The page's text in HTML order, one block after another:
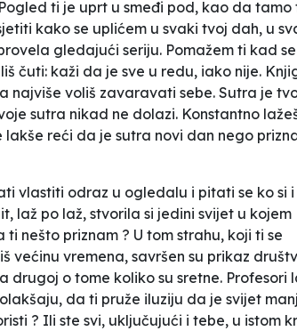
ti je uprt u smeđi pod, kao da tamo
kako se uplićem u svaki tvoj dah, u
gledajući seriju. Pomažem ti kad se
čuti: kaži da je sve u redu, iako nije.
najviše voliš zavaravati sebe. Sutra je
sutra nikad ne dolazi. Konstantno
lakše reći da je sutra novi dan nego
vlastiti odraz u ogledalu i pitati se ko si
laž po laž, stvorila si jedini svijet u kojem
nešto priznam ? U tom strahu, koji ti se
većinu vremena, savršen su prikaz
drugoj o tome koliko su sretne. Profesori
da ti pruže iluziju da je svijet
? Ili ste svi, uključujući i tebe, u istom